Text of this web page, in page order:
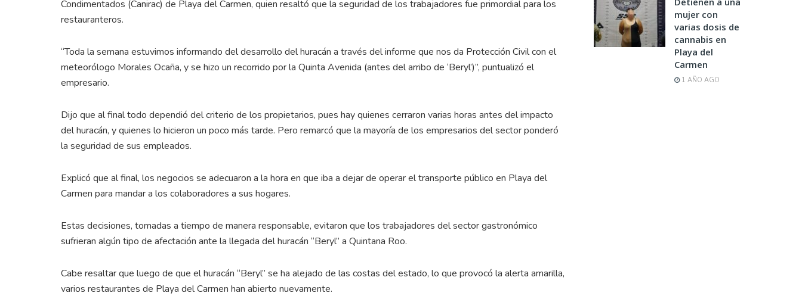
Condimentados (Canirac) de Playa del Carmen, quien resaltó que la seguridad de los trabajadores fue primordial para los
restauranteros.
“Toda la semana estuvimos informando del desarrollo del huracán a través del informe que nos da Protección Civil con el
meteorólogo Morales Ocaña, y se hizo un recorrido por la Quinta Avenida (antes del arribo de ‘Beryl’)”, puntualizó el
empresario.
Dijo que al final todo dependió del criterio de los propietarios, pues hay quienes cerraron varias horas antes del impacto
del huracán, y quienes lo hicieron un poco más tarde. Pero remarcó que la mayoría de los empresarios del sector ponderó
la seguridad de sus empleados.
Explicó que al final, los negocios se adecuaron a la hora en que iba a dejar de operar el transporte público en Playa del
Carmen para mandar a los colaboradores a sus hogares.
Estas decisiones, tomadas a tiempo de manera responsable, evitaron que los trabajadores del sector gastronómico
sufrieran algún tipo de afectación ante la llegada del huracán “Beryl” a Quintana Roo.
Cabe resaltar que luego de que el huracán “Beryl” se ha alejado de las costas del estado, lo que provocó la alerta amarilla,
varios restaurantes de Playa del Carmen han abierto nuevamente.
mujer con
varias dosis de
cannabis en
Playa del
Carmen
1 AÑO AGO